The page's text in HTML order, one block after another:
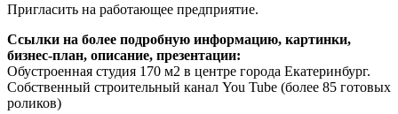
Пригласить на работающее предприятие.
Ссылки на более подробную информацию, картинки,
бизнес-план, описание, презентации:
Обустроенная студия 170 м2 в центре города Екатеринбург.
Собственный строительный канал You Tube (более 85 готовых
роликов)